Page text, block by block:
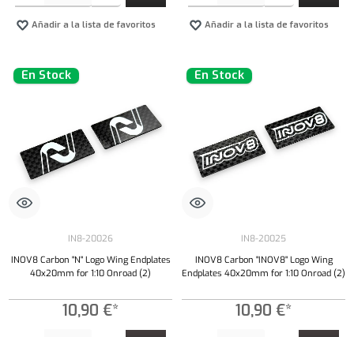
Añadir a la lista de favoritos Añadir a la lista de favoritos
En Stock
IN8-20026
INOV8 Carbon "N" Logo Wing Endplates
40x20mm for 1:10 Onroad (2)
10,90 €*
En Stock
IN8-20025
INOV8 Carbon "INOV8" Logo Wing
Endplates 40x20mm for 1:10 Onroad (2)
10,90 €*